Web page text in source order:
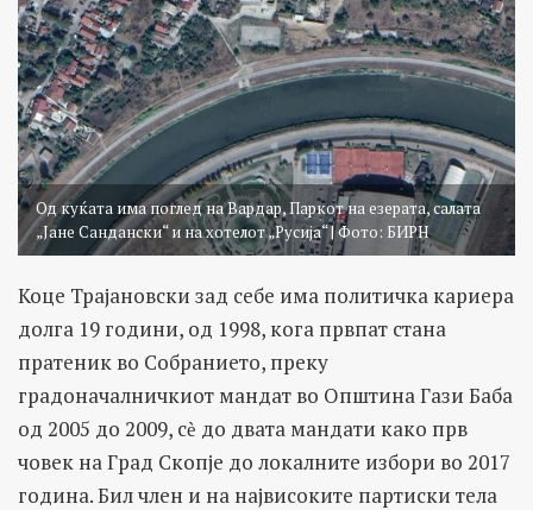
Од куќата има поглед на Вардар, Паркот на езерата, салата
„Јане Сандански“ и на хотелот „Русија“ | Фото: БИРН
Коце Трајановски зад себе има политичка кариера
долга 19 години, од 1998, кога првпат стана
пратеник во Собранието, преку
градоначалничкиот мандат во Општина Гази Баба
од 2005 до 2009, сѐ до двата мандати како прв
човек на Град Скопје до локалните избори во 2017
година. Бил член и на највисоките партиски тела